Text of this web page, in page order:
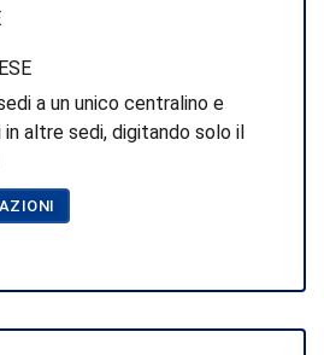
a un unico centralino e
in altre sedi, digitando solo il